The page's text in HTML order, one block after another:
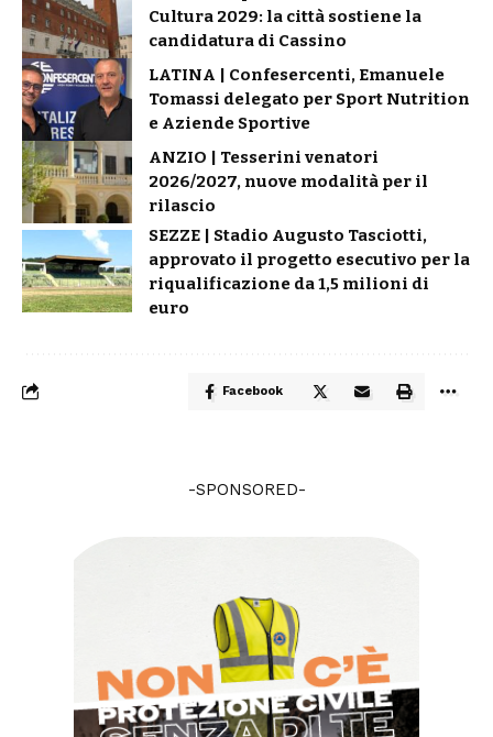
Cultura 2029: la città sostiene la
candidatura di Cassino
LATINA | Confesercenti, Emanuele
Tomassi delegato per Sport Nutrition
e Aziende Sportive
ANZIO | Tesserini venatori
2026/2027, nuove modalità per il
rilascio
SEZZE | Stadio Augusto Tasciotti,
approvato il progetto esecutivo per la
riqualificazione da 1,5 milioni di
euro
Facebook
-SPONSORED-